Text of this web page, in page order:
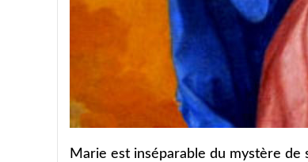
Marie est inséparable du mystère de